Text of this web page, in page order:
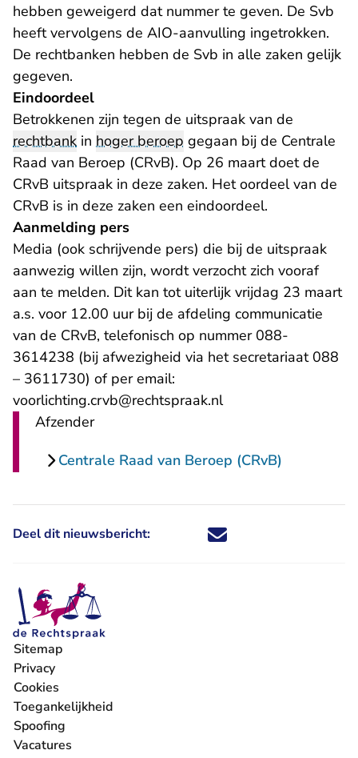
hebben geweigerd dat nummer te geven. De Svb
heeft vervolgens de AIO-aanvulling ingetrokken.
De rechtbanken hebben de Svb in alle zaken gelijk
gegeven.
Eindoordeel
Betrokkenen zijn tegen de uitspraak van de
rechtbank in hoger beroep gegaan bij de Centrale
Raad van Beroep (CRvB). Op 26 maart doet de
CRvB uitspraak in deze zaken. Het oordeel van de
CRvB is in deze zaken een eindoordeel.
Aanmelding pers
Media (ook schrijvende pers) die bij de uitspraak
aanwezig willen zijn, wordt verzocht zich vooraf
aan te melden. Dit kan tot uiterlijk vrijdag 23 maart
a.s. voor 12.00 uur bij de afdeling communicatie
van de CRvB, telefonisch op nummer 088-
3614238 (bij afwezigheid via het secretariaat 088
– 3611730) of per email:
voorlichting.crvb@rechtspraak.nl
Afzender
Centrale Raad van Beroep (CRvB)
Deel dit nieuwsbericht: Deel dit nieuwsbericht via X -
Deel dit nieuwsbericht via
Deel dit nieuwsbericht
Deel dit
Sitemap
Privacy
Cookies
Toegankelijkheid
Spoofing
Vacatures
- U verlaat Rechtspraak.nl